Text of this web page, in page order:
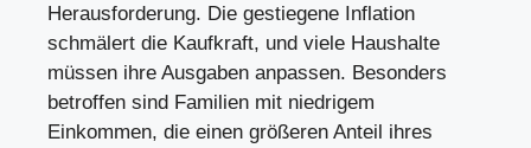
Herausforderung. Die gestiegene Inflation
schmälert die Kaufkraft, und viele Haushalte
müssen ihre Ausgaben anpassen. Besonders
betroffen sind Familien mit niedrigem
Einkommen, die einen größeren Anteil ihres